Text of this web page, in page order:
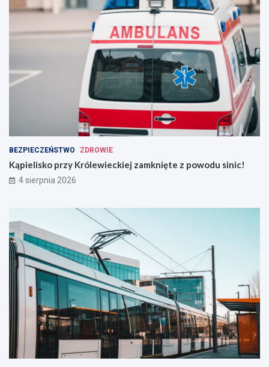
BEZPIECZEŃSTWO ZDROWIE
Kąpielisko przy Królewieckiej zamknięte z powodu sinic!
4 sierpnia 2026